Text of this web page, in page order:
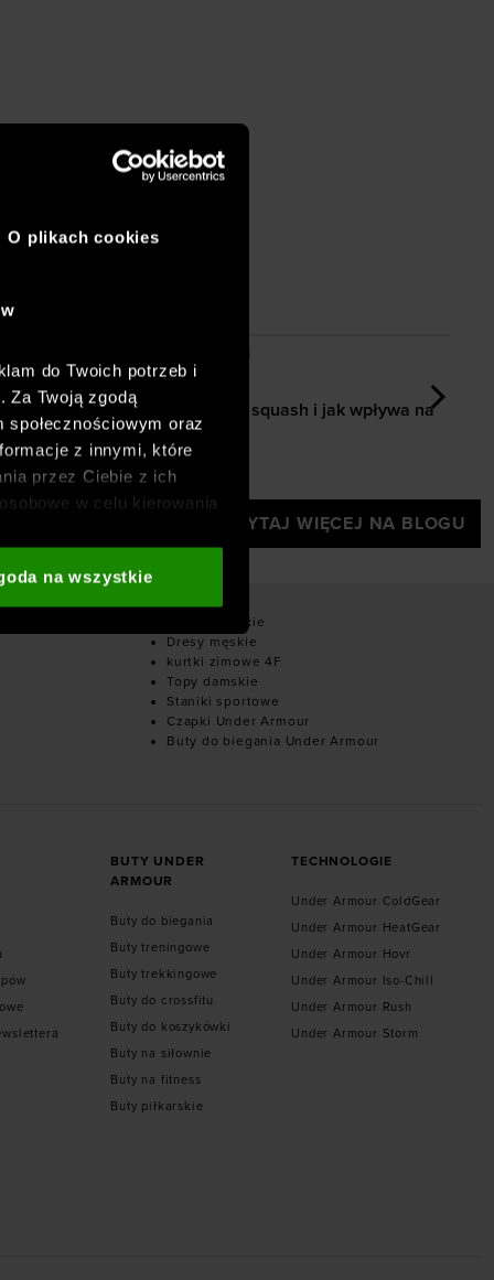
O plikach cookies
do Twoich potrzeb i
Za Twoją zgodą
oraz
z innymi, które
przez Ciebie z ich
w celu kierowania
oraz sekcji „Szczegóły”
na wszystkie
nogi?
w
02-07-2026
Ile kalorii spala squash i jak wpływa na
odchudzanie?
CZYTAJ WIĘCEJ NA BLOGU
Dresy damskie
Dresy męskie
kurtki zimowe 4F
Topy damskie
Staniki sportowe
Czapki Under Armour
Buty do biegania Under Armour
BUTY UNDER
ARMOUR
Buty do biegania
Buty treningowe
Buty trekkingowe
Buty do crossfitu
Buty do koszykówki
Buty na siłownie
Buty na fitness
Buty piłkarskie
TECHNOLOGIE
Under Armour ColdGear
Under Armour HeatGear
Under Armour Hovr
Under Armour Iso-Chill
Under Armour Rush
Under Armour Storm